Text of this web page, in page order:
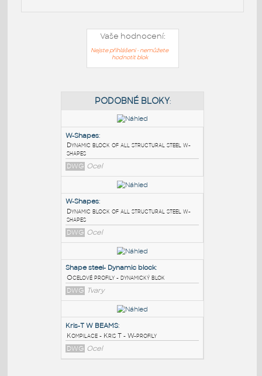
Vaše hodnocení:
Nejste přihlášeni - nemůžete
hodnotit blok
PODOBNÉ BLOKY
W-Shapes:
Dynamic block of all structural steel w-
DWG Ocel
:
Dynamic block of all structural steel w-
shapes
DWG Ocel